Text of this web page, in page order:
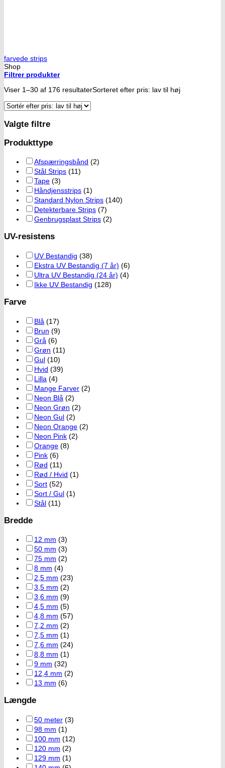
farvede strips
Shop
Filtrer produkter
Viser 1–30 af 176 resultaterSorteret efter pris: lav til høj
Valgte filtre
Produkttype
Afspærringsbånd (2)
Stål Strips (11)
Tape (3)
Håndjensstrips (1)
Standard Nylon Strips (140)
Detekterbare Strips (7)
Genbrugsplast Strips (2)
UV-resistens
UV Bestandig (38)
Ekstra UV Bestandig (7 år) (6)
Ultra UV Bestandig (24 år) (4)
Ikke UV Bestandig (128)
Farve
Blå (17)
Brun (9)
Grå (6)
Grøn (11)
Gul (10)
Hvid (39)
Lilla (4)
Mange Farver (2)
Neon Blå (2)
Neon Grøn (2)
Neon Gul (2)
Neon Orange (2)
Neon Pink (2)
Orange (8)
Pink (6)
Rød (11)
Rød / Hvid (1)
Sort (52)
Sort / Gul (1)
Stål (11)
Bredde
12 mm (3)
50 mm (3)
75 mm (2)
8 mm (4)
2,5 mm (23)
3,5 mm (2)
3,6 mm (9)
4,5 mm (5)
4,8 mm (57)
7,2 mm (2)
7,5 mm (1)
7,6 mm (24)
8,8 mm (1)
9 mm (32)
12,4 mm (2)
13 mm (6)
Længde
50 meter (3)
98 mm (1)
100 mm (12)
120 mm (2)
129 mm (1)